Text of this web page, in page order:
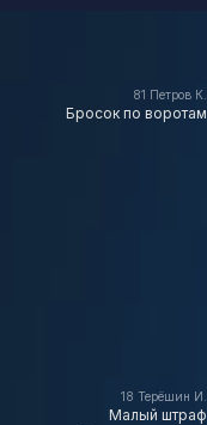
81 Петров К.
Бросок по воротам
18 Терёшин И.
Малый штраф